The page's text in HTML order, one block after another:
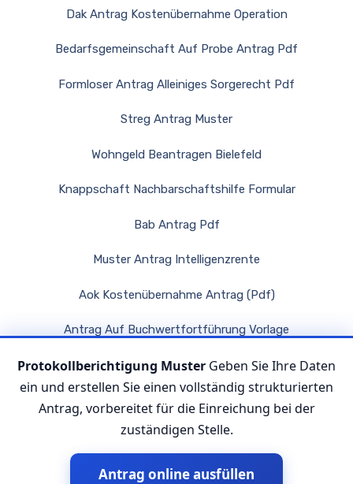
Dak Antrag Kostenübernahme Operation
Bedarfsgemeinschaft Auf Probe Antrag Pdf
Formloser Antrag Alleiniges Sorgerecht Pdf
Streg Antrag Muster
Wohngeld Beantragen Bielefeld
Knappschaft Nachbarschaftshilfe Formular
Bab Antrag Pdf
Muster Antrag Intelligenzrente
Aok Kostenübernahme Antrag (Pdf)
Antrag Auf Buchwertfortführung Vorlage
Antrag Auf Familiengerichtliche Genehmigung Muster
Protokollberichtigung Muster Geben Sie Ihre Daten
ein und erstellen Sie einen vollständig strukturierten
Antrag, vorbereitet für die Einreichung bei der
zuständigen Stelle.
Antrag online ausfüllen